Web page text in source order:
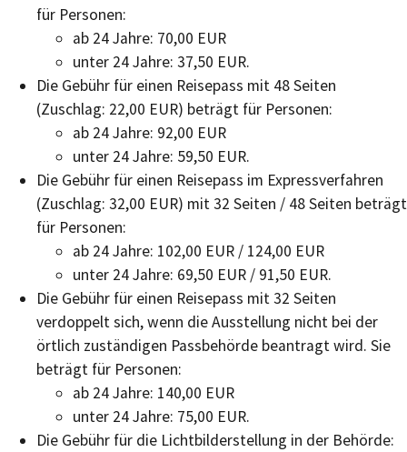
für Personen:
ab 24 Jahre: 70,00 EUR
unter 24 Jahre: 37,50 EUR.
Die Gebühr für einen Reisepass mit 48 Seiten
(Zuschlag: 22,00 EUR) beträgt für Personen:
ab 24 Jahre: 92,00 EUR
unter 24 Jahre: 59,50 EUR.
Die Gebühr für einen Reisepass im Expressverfahren
(Zuschlag: 32,00 EUR) mit 32 Seiten / 48 Seiten beträgt
für Personen:
ab 24 Jahre: 102,00 EUR / 124,00 EUR
unter 24 Jahre: 69,50 EUR / 91,50 EUR.
Die Gebühr für einen Reisepass mit 32 Seiten
verdoppelt sich,wenn die Ausstellung nicht bei der
örtlich zuständigen Passbehörde beantragt wird. Sie
beträgt für Personen:
ab 24 Jahre: 140,00 EUR
unter 24 Jahre: 75,00 EUR.
Die Gebühr für die Lichtbilderstellung in der Behörde: